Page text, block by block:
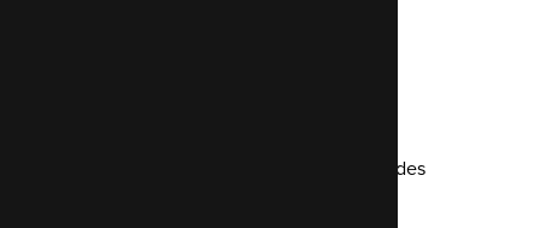
Amélioration des compétences et des